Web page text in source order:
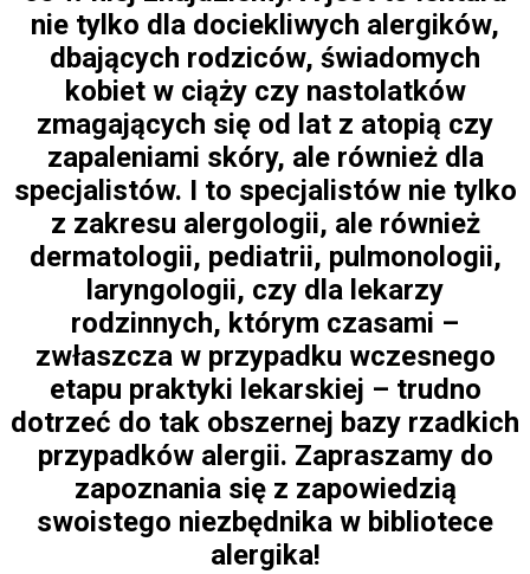
nie tylko dla dociekliwych alergików,
dbających rodziców, świadomych
kobiet w ciąży czy nastolatków
zmagających się od lat z atopią czy
zapaleniami skóry, ale również dla
specjalistów. I to specjalistów nie tylko
z zakresu alergologii, ale również
dermatologii, pediatrii, pulmonologii,
laryngologii, czy dla lekarzy
rodzinnych, którym czasami –
zwłaszcza w przypadku wczesnego
etapu praktyki lekarskiej – trudno
dotrzeć do tak obszernej bazy rzadkich
przypadków alergii. Zapraszamy do
zapoznania się z zapowiedzią
swoistego niezbędnika w bibliotece
alergika!